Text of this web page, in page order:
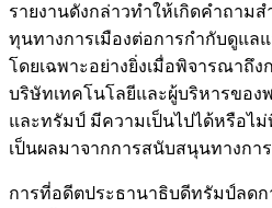
รายงานดังกล่าวทำให้เกิดคำถาม
ทุนทางการเมืองต่อการกำกับดูแล
โดยเฉพาะอย่างยิ่งเมื่อพิจารณาถึ
บริษัทเทคโนโลยีและผู้บริหารของ
และทรัมป์ มีความเป็นไปได้หรือไ
เป็นผลมาจากการสนับสนุนทางการ
การที่อดีตประธานาธิบดีทรัมป์ลด